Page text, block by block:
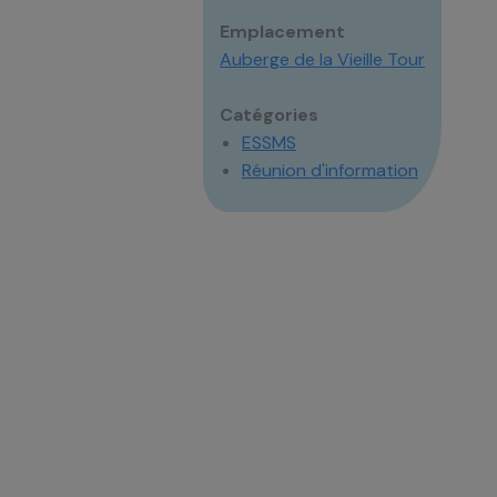
Emplacement
Auberge de la Vieille Tour
Catégories
ESSMS
Réunion d'information